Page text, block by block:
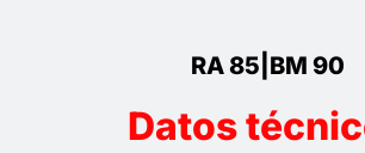
RA 85|BM 90
Datos